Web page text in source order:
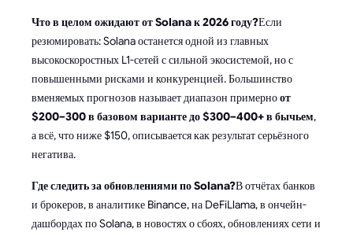
Что в целом ожидают от Solana к 2026 году?Если
резюмировать: Solana останется одной из главных
высокоскоростных L1-сетей с сильной экосистемой, но с
повышенными рисками и конкуренцией. Большинство
вменяемых прогнозов называет диапазон примерноот
$200–300 в базовом варианте до $300–400+ в бычьем,
а всё, что ниже $150, описывается как результат серьёзного
негатива.
Где следить за обновлениями по Solana?В отчётах банков
и брокеров, в аналитике Binance, на DeFiLlama, в ончейн-
дашбордах по Solana, в новостях о сбоях, обновлениях сети и